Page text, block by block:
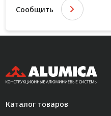
Сообщить
Каталог товаров